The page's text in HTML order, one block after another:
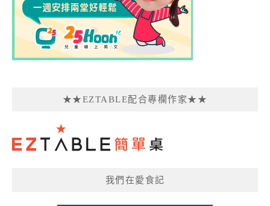
★★EZTABLE配合專欄作家★★
我們在愛食記